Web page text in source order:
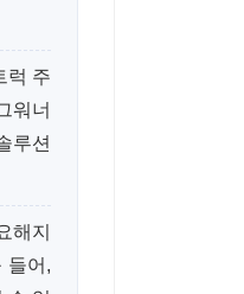
럭 주
워너
루션
해지
들어,